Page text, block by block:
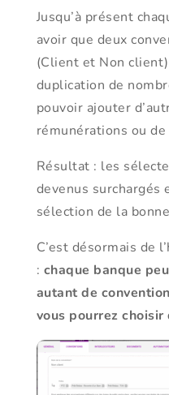
Jusqu’à présent
avoir que deux
(Client et Non
duplication de
pouvoir ajouter
rémunérations ou
Résultat : les
devenus
sélection de la
C’est désormais de
: chaque banque
autant de
vous pourrez